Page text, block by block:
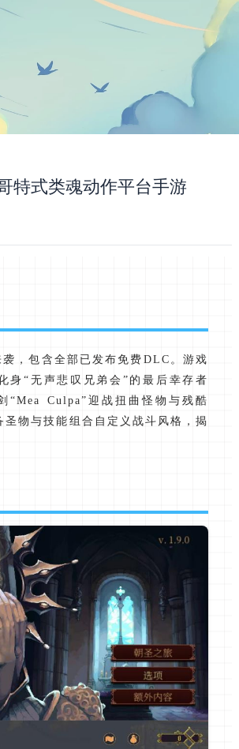
特式类魂动作平台手游
，包含全部已发布免费DLC。游戏
身“无声悲叹兄弟会”的最后幸存者
Culpa”迎战扭曲怪物与残酷
物与技能组合自定义战斗风格，揭